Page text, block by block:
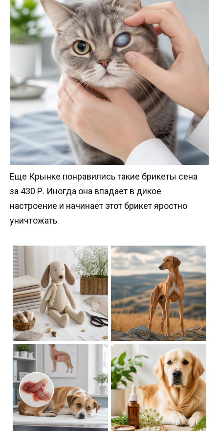
Еще Крынке понравились такие брикеты сена
за 430 Р. Иногда она впадает в дикое
настроение и начинает этот брикет яростно
уничтожать